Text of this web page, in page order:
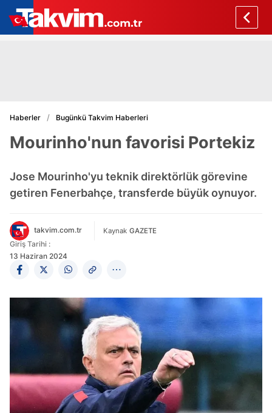
Haberler Bugünkü Takvim Haberleri
Mourinho'nun favorisi Portekiz
Jose Mourinho'yu teknik direktörlük görevine
getiren Fenerbahçe, transferde büyük oynuyor.
takvim.com.tr Kaynak GAZETE
Giriş Tarihi :
13 Haziran 2024